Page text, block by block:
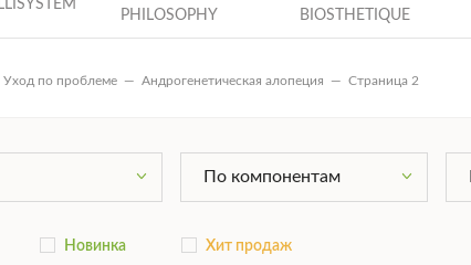
PHILOSOPHY
BIOSTHETIQUE
Уход по проблеме Андрогенетическая алопеция Страница 2
По компонентам
Новинка Хит продаж